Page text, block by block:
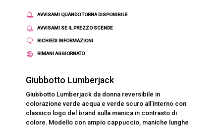
AVVISAMI QUANDO TORNA DISPONIBILE
AVVISAMI SE IL PREZZO SCENDE
RICHIEDI INFORMAZIONI
RIMANI AGGIORNATO
Giubbotto Lumberjack
Giubbotto Lumberjack da donna reversibile in
colorazione verde acqua e verde scuro all'interno con
classico logo del brand sulla manica in contrasto di
colore. Modello con ampio cappuccio, maniche lunghe